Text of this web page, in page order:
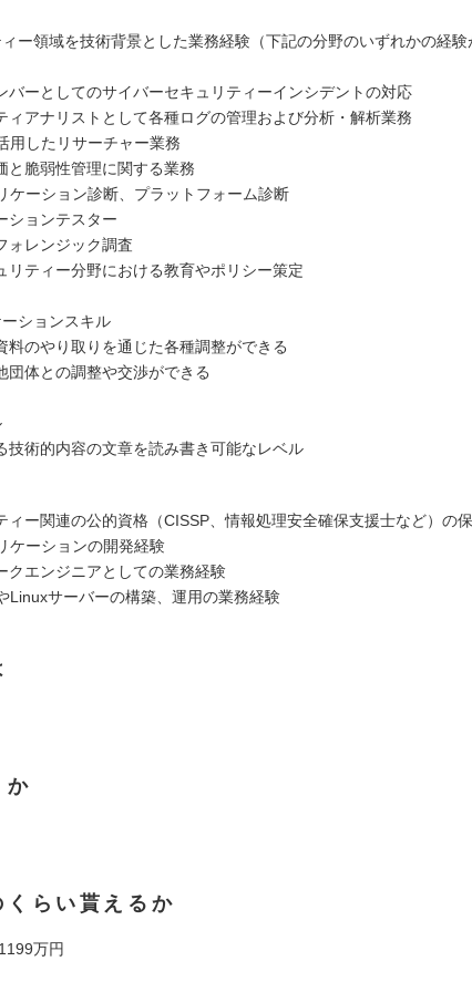
ー領域を技術背景とした業務経験（下記の分野のいずれかの経
バーとしてのサイバーセキュリティーインシデントの対応
ィアナリストとして各種ログの管理および分析・解析業務
用したリサーチャー業務
と脆弱性管理に関する業務
ケーション診断、プラットフォーム診断
ションテスター
ォレンジック調査
リティー分野における教育やポリシー策定
ションスキル
料のやり取りを通じた各種調整ができる
団体との調整や交渉ができる
技術的内容の文章を読み書き可能なレベル
ィー関連の公的資格（CISSP、情報処理安全確保支援士など）の
ケーションの開発経験
クエンジニアとしての業務経験
Linuxサーバーの構築、運用の業務経験
か
くらい貰えるか
万円